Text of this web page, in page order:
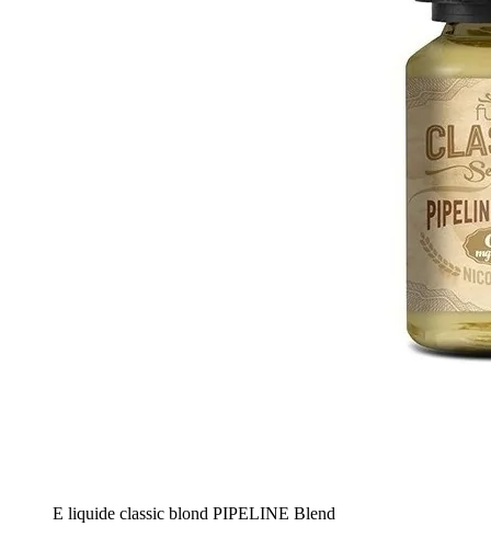
E liquide classic blond PIPELINE Blend